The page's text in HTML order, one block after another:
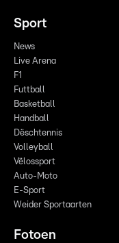
Sport
News
Live Arena
F1
Futtball
Basketball
Handball
Dëschtennis
Volleyball
Vëlossport
Auto-Moto
E-Sport
Weider Sportaarten
Fotoen